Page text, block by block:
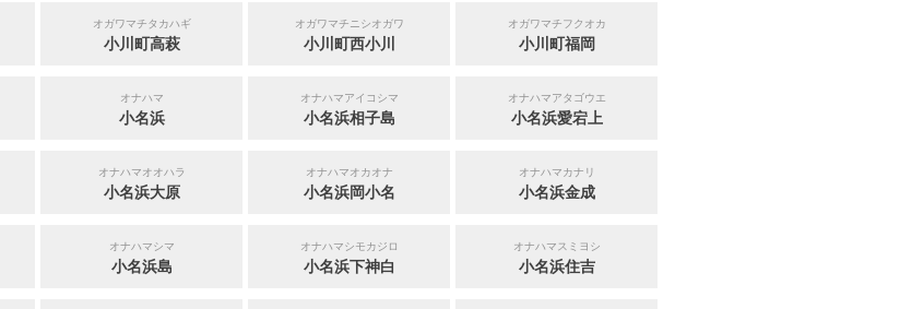
オガワマチタカハギ
小川町高萩
オガワマチニシオガワ
小川町西小川
オガワマチフクオカ
小川町福岡
オナハマ
小名浜
オナハマアイコシマ
小名浜相子島
オナハマアタゴウエ
小名浜愛宕上
オナハマオオハラ
小名浜大原
オナハマオカオナ
小名浜岡小名
オナハマカナリ
小名浜金成
オナハマシマ
小名浜島
オナハマシモカジロ
小名浜下神白
オナハマスミヨシ
小名浜住吉